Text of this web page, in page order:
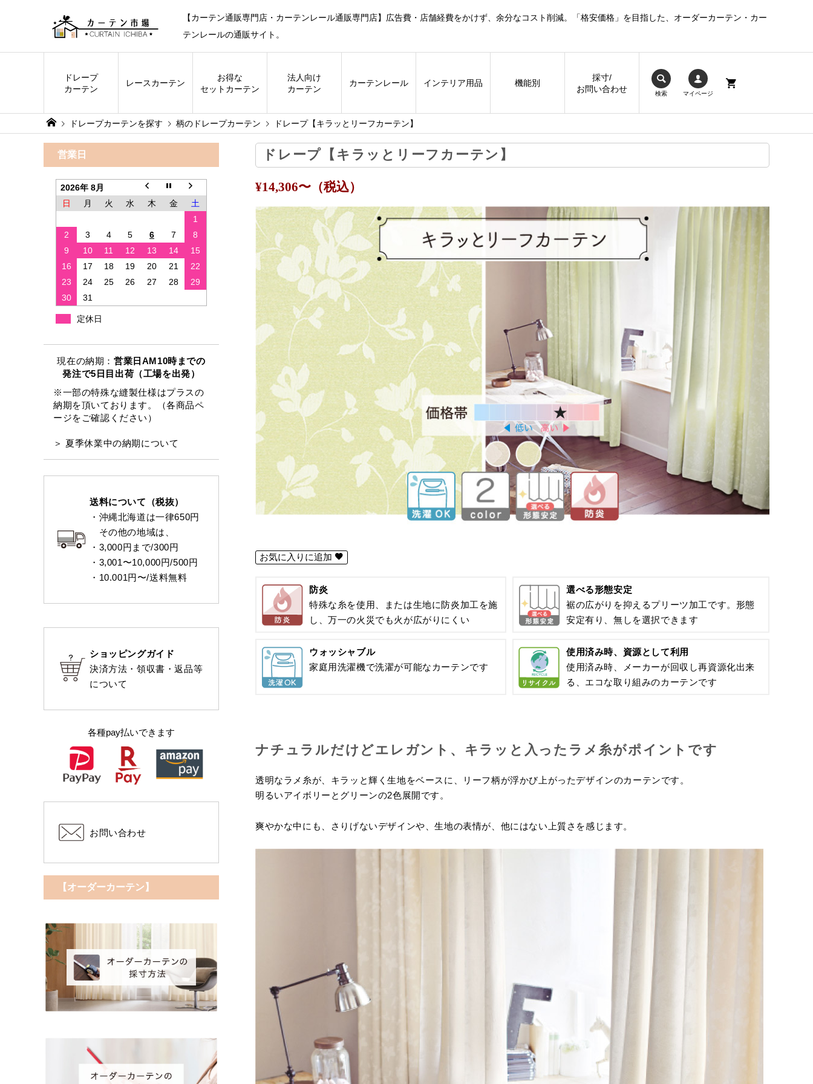
【カーテン通販専門店・カーテンレール通販専門店】広告費・店舗経費をかけず、余分なコスト削減。「格安価格」を目指した、オーダーカーテン・カー
テンレールの通販サイト。
ドレープ
カーテン
レースカーテン
お得な
セットカーテン
法人向け
カーテン
カーテンレール インテリア用品 機能別
採寸/
お問い合わせ
検索 マイページ
ドレープカーテンを探す 柄のドレープカーテン ドレープ【キラッとリーフカーテン】
ドレープ【キラッとリーフカーテン】
¥14,306〜（税込）
お気に入りに追加
防炎
特殊な糸を使用、または生地に防炎加工を施
し、万一の火災でも火が広がりにくい
選べる形態安定
裾の広がりを抑えるプリーツ加工です。形態
安定有り、無しを選択できます
ウォッシャブル
家庭用洗濯機で洗濯が可能なカーテンです
使用済み時、資源として利用
使用済み時、メーカーが回収し再資源化出来
る、エコな取り組みのカーテンです
ナチュラルだけどエレガント、キラッと入ったラメ糸がポイントです
透明なラメ糸が、キラッと輝く生地をベースに、リーフ柄が浮かび上がったデザインのカーテンです。
明るいアイボリーとグリーンの2色展開です。
爽やかな中にも、さりげないデザインや、生地の表情が、他にはない上質さを感じます。
営業日
2026年 8月
日
月 火 水 木 金
土
1
2
3 4 5 6 7
8
9
10 11 12 13 14
15
16
17 18 19 20 21
22
23
24 25 26 27 28
29
30
31
定休日
現在の納期： 営業日AM10時までの
発注で5日目出荷（工場を出発）
※一部の特殊な縫製仕様はプラスの
納期を頂いております。（各商品ペ
ージをご確認ください）
＞ 夏季休業中の納期について
送料について（税抜）
・沖縄北海道は一律650円
その他の地域は、
・3,000円まで/300円
・3,001〜10,000円/500円
・10.001円〜/送料無料
ショッピングガイド
決済方法・領収書・返品等
について
各種pay払いできます
お問い合わせ
【オーダーカーテン】